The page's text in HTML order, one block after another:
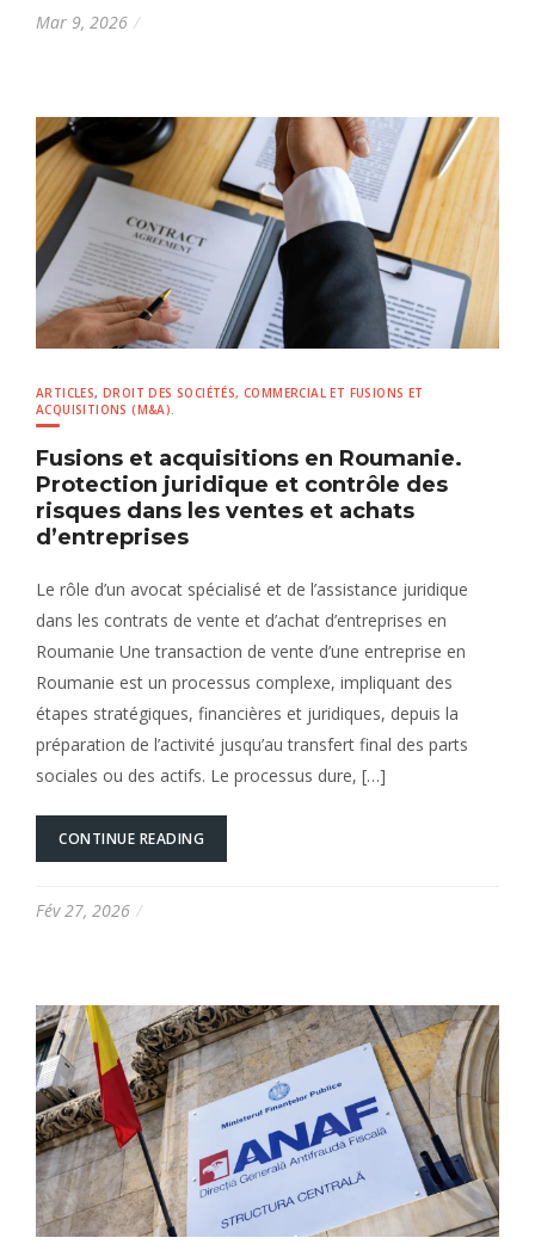
Mar 9, 2026
ARTICLES,DROIT DES SOCIÉTÉS, COMMERCIAL ET FUSIONS ET
ACQUISITIONS (M&A).
Fusions et acquisitions en Roumanie.
Protection juridique et contrôle des
risques dans les ventes et achats
d’entreprises
Le rôle d’un avocat spécialisé et de l’assistance juridique
dans les contrats de vente et d’achat d’entreprises en
Roumanie Une transaction de vente d’une entreprise en
Roumanie est un processus complexe, impliquant des
étapes stratégiques, financières et juridiques, depuis la
préparation de l’activité jusqu’au transfert final des parts
sociales ou des actifs. Le processus dure, […]
CONTINUE READING
Fév 27, 2026